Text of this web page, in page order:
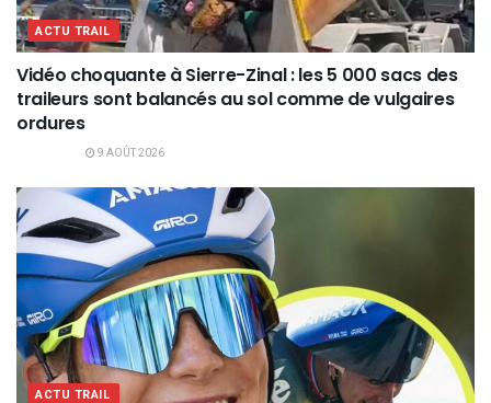
ACTU TRAIL
Vidéo choquante à Sierre-Zinal : les 5 000 sacs des
traileurs sont balancés au sol comme de vulgaires
ordures
9 AOÛT 2026
ACTU TRAIL